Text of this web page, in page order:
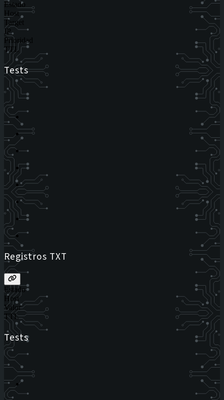
Estado
Host
Target
IP
Prioridad
TTL
Tests
Registros TXT
Estado
Host
Valor
TTL
Tests